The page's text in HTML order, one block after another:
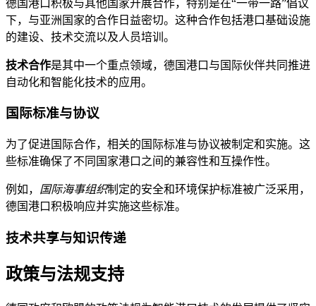
德国港口积极与其他国家开展合作，特别是在“一带一路”倡议
下，与亚洲国家的合作日益密切。这种合作包括港口基础设施
的建设、技术交流以及人员培训。
技术合作是其中一个重点领域，德国港口与国际伙伴共同推进
自动化和智能化技术的应用。
国际标准与协议
为了促进国际合作，相关的国际标准与协议被制定和实施。这
些标准确保了不同国家港口之间的兼容性和互操作性。
例如， 国际海事组织制定的安全和环境保护标准被广泛采用，
德国港口积极响应并实施这些标准。
技术共享与知识传递
政策与法规支持